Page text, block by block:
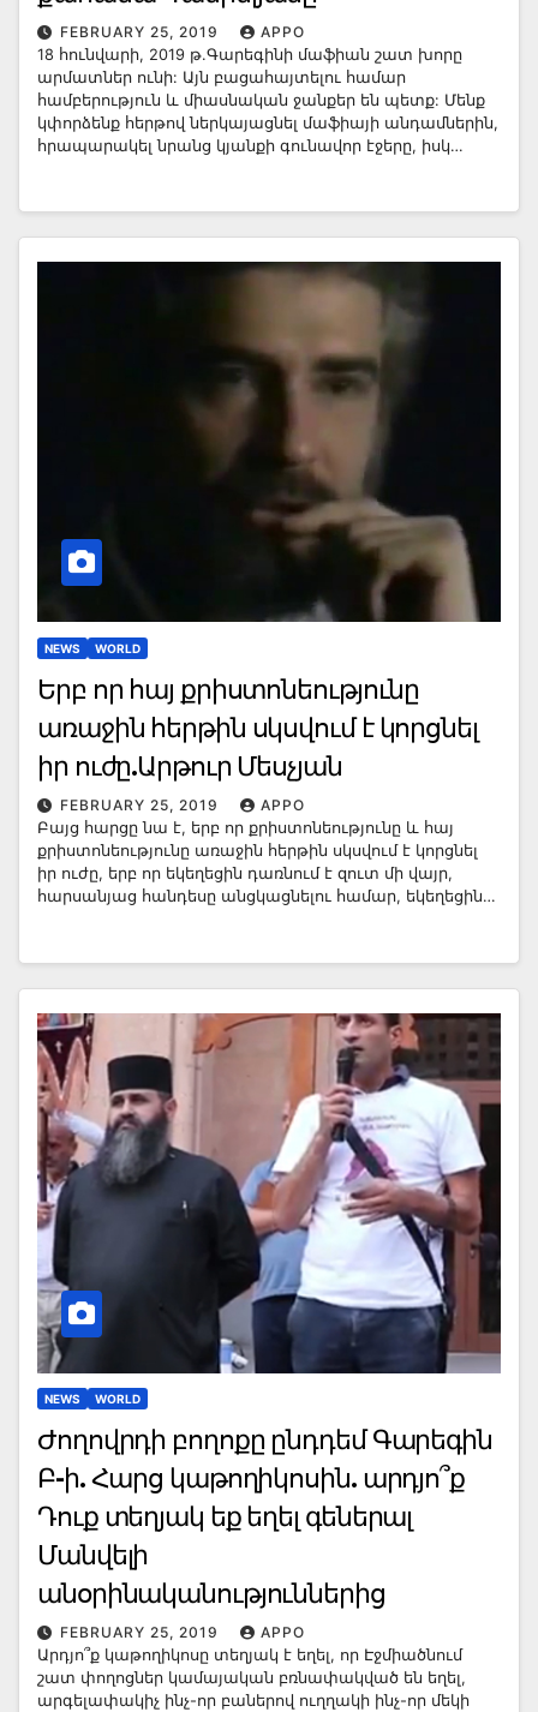
FEBRUARY 25, 2019
APPO
18 հունվարի, 2019 թ.Գարեգինի մաֆիան շատ խորը
արմատներ ունի: Այն բացահայտելու համար
համբերություն և միասնական ջանքեր են պետք: Մենք
կփորձենք հերթով ներկայացնել մաֆիայի անդամներին,
հրապարակել նրանց կյանքի գունավոր էջերը, իսկ…
NEWS WORLD
Երբ որ հայ քրիստոնեությունը
առաջին հերթին սկսվում է կորցնել
իր ուժը.Արթուր Մեսչյան
FEBRUARY 25, 2019
APPO
Բայց հարցը նա է, երբ որ քրիստոնեությունը և հայ
քրիստոնեությունը առաջին հերթին սկսվում է կորցնել
իր ուժը, երբ որ եկեղեցին դառնում է զուտ մի վայր,
հարսանյաց հանդեսը անցկացնելու համար, եկեղեցին…
NEWS WORLD
Ժողովրդի բողոքը ընդդեմ Գարեգին
Բ-ի. Հարց կաթողիկոսին. արդյո՞ք
Դուք տեղյակ եք եղել գեներալ
Մանվելի
անօրինականություններից
FEBRUARY 25, 2019
APPO
Արդյո՞ք կաթողիկոսը տեղյակ է եղել, որ Էջմիածնում
շատ փողոցներ կամայական բռնափակված են եղել,
արգելափակիչ ինչ-որ բաներով ուղղակի ինչ-որ մեկի